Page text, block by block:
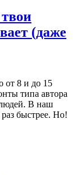
(даже
от 8 и до 15
типа автора
людей. В наш
быстрее. Но!